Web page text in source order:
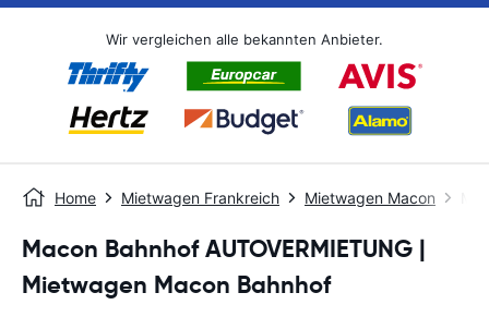
Wir vergleichen alle bekannten Anbieter.
Home Mietwagen Frankreich Mietwagen Macon
Macon Bahnhof AUTOVERMIETUNG |
Mietwagen Macon Bahnhof